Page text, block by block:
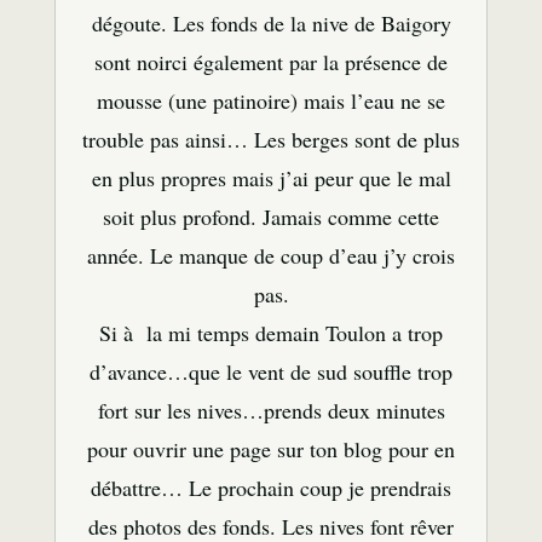
dégoute. Les fonds de la nive de Baigory
sont noirci également par la présence de
mousse (une patinoire) mais l’eau ne se
trouble pas ainsi… Les berges sont de plus
en plus propres mais j’ai peur que le mal
soit plus profond. Jamais comme cette
année. Le manque de coup d’eau j’y crois
pas.
Si à la mi temps demain Toulon a trop
d’avance…que le vent de sud souffle trop
fort sur les nives…prends deux minutes
pour ouvrir une page sur ton blog pour en
débattre… Le prochain coup je prendrais
des photos des fonds. Les nives font rêver